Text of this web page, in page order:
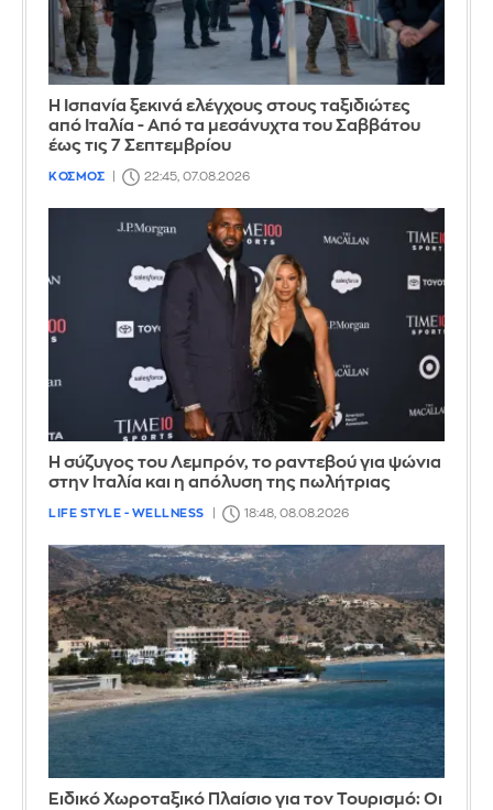
Η Ισπανία ξεκινά ελέγχους στους ταξιδιώτες
από Ιταλία - Από τα μεσάνυχτα του Σαββάτου
έως τις 7 Σεπτεμβρίου
ΚΟΣΜΟΣ 22:45, 07.08.2026
Η σύζυγος του Λεμπρόν, το ραντεβού για ψώνια
στην Ιταλία και η απόλυση της πωλήτριας
LIFE STYLE - WELLNESS 18:48, 08.08.2026
Ειδικό Χωροταξικό Πλαίσιο για τον Τουρισμό: Οι